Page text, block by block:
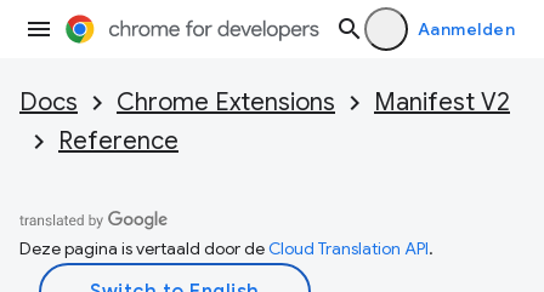
Aanmelden
Docs Chrome Extensions
Manifest V2
Reference
Deze pagina is vertaald door deCloud Translation API.